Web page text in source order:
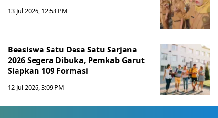
13 Jul 2026, 12:58 PM
Beasiswa Satu Desa Satu Sarjana
2026 Segera Dibuka, Pemkab Garut
Siapkan 109 Formasi
12 Jul 2026, 3:09 PM